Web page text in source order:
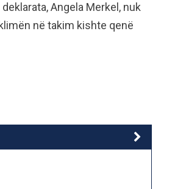
Angela Merkel, nuk
në takim kishte qenë